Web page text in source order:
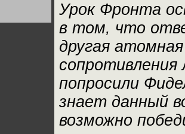
Урок Фронта
в том, что
другая
попросили
знает данный
возможно